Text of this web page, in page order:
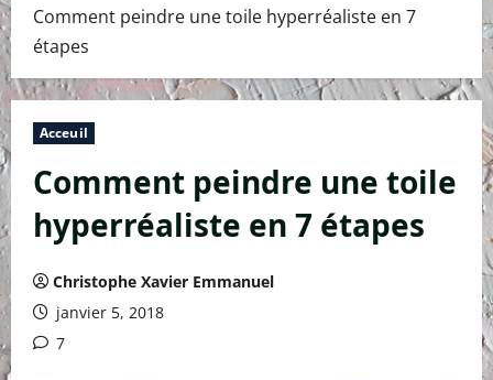
Comment peindre une toile hyperréaliste en 7
étapes
Acceuil
Comment peindre une toile
hyperréaliste en 7 étapes
Christophe Xavier Emmanuel
janvier 5, 2018
7